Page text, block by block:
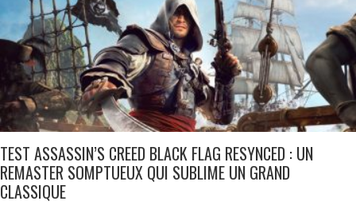
TEST ASSASSIN’S CREED BLACK FLAG RESYNCED : UN
REMASTER SOMPTUEUX QUI SUBLIME UN GRAND
CLASSIQUE